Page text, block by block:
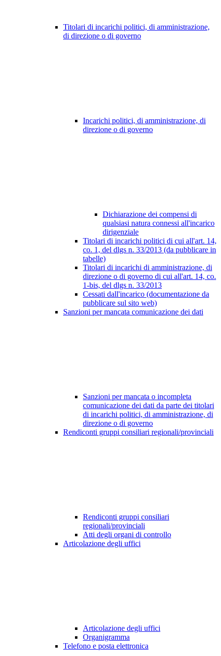
Titolari di incarichi politici, di amministrazione,
di direzione o di governo
Incarichi politici, di amministrazione, di
direzione o di governo
Dichiarazione dei compensi di
qualsiasi natura connessi all'incarico
dirigenziale
Titolari di incarichi politici di cui all'art. 14,
co. 1, del dlgs n. 33/2013 (da pubblicare in
tabelle)
Titolari di incarichi di amministrazione, di
direzione o di governo di cui all'art. 14, co.
1-bis, del dlgs n. 33/2013
Cessati dall'incarico (documentazione da
pubblicare sul sito web)
Sanzioni per mancata comunicazione dei dati
Sanzioni per mancata o incompleta
comunicazione dei dati da parte dei titolari
di incarichi politici, di amministrazione, di
direzione o di governo
Rendiconti gruppi consiliari regionali/provinciali
Rendiconti gruppi consiliari
regionali/provinciali
Atti degli organi di controllo
Articolazione degli uffici
Articolazione degli uffici
Organigramma
Telefono e posta elettronica